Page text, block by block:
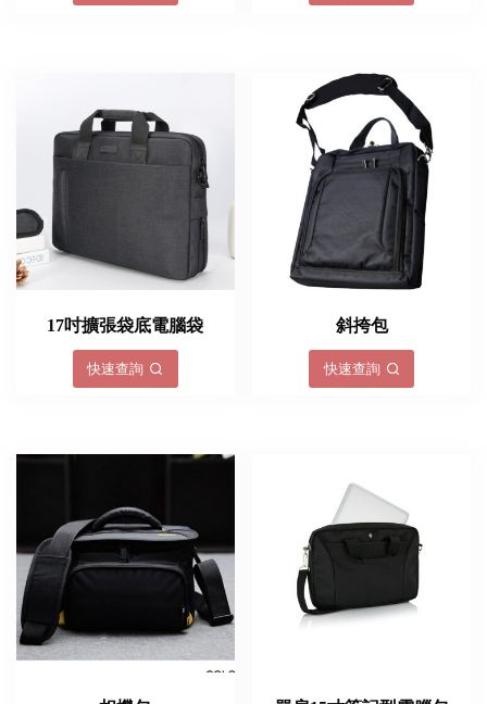
17吋擴張袋底電腦袋
快速查詢
斜挎包
快速查詢